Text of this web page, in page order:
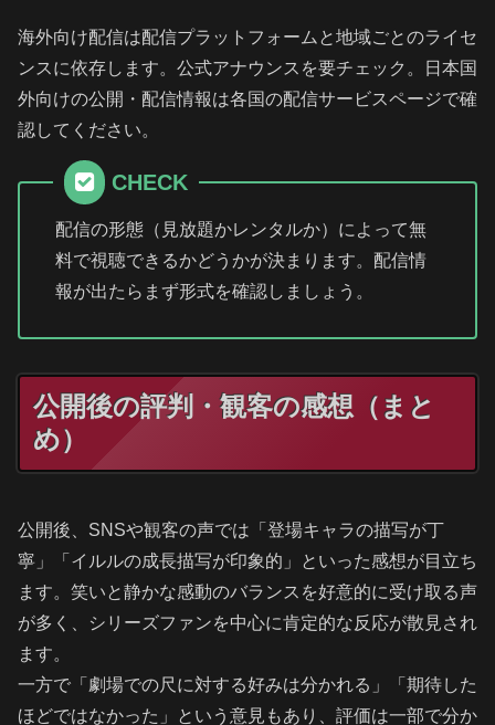
海外向け配信は配信プラットフォームと地域ごとのライセ
ンスに依存します。公式アナウンスを要チェック。日本国
外向けの公開・配信情報は各国の配信サービスページで確
認してください。
CHECK
配信の形態（見放題かレンタルか）によって無
料で視聴できるかどうかが決まります。配信情
報が出たらまず形式を確認しましょう。
公開後の評判・観客の感想（まと
め）
公開後、SNSや観客の声では「登場キャラの描写が丁
寧」「イルルの成長描写が印象的」といった感想が目立ち
ます。笑いと静かな感動のバランスを好意的に受け取る声
が多く、シリーズファンを中心に肯定的な反応が散見され
ます。
一方で「劇場での尺に対する好みは分かれる」「期待した
ほどではなかった」という意見もあり、評価は一部で分か